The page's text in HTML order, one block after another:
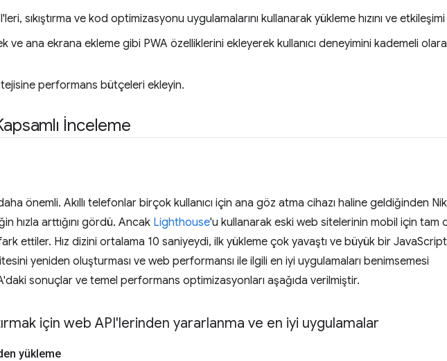
sıkıştırma ve kod optimizasyonu uygulamalarını kullanarak yükleme hızını ve etkileşimi
ve ana ekrana ekleme gibi PWA özelliklerini ekleyerek kullanıcı deneyimini kademeli
performans bütçeleri ekleyin.
İnceleme
önemli. Akıllı telefonlar birçok kullanıcı için ana göz atma cihazı haline geldiğinden
hızla arttığını gördü. Ancak Lighthouse'u kullanarak eski web sitelerinin mobil için tam
ettiler. Hız dizini ortalama 10 saniyeydi, ilk yükleme çok yavaştı ve büyük bir
yeniden oluşturması ve web performansı ile ilgili en iyi uygulamaları benimsemesi
sonuçlar ve temel performans optimizasyonları aşağıda verilmiştir.
için web API'lerinden yararlanma ve en iyi uygulamalar
yükleme